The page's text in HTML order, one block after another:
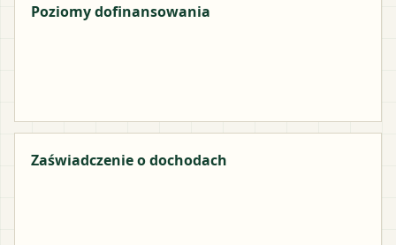
Poziomy dofinansowania
Zaświadczenie o dochodach